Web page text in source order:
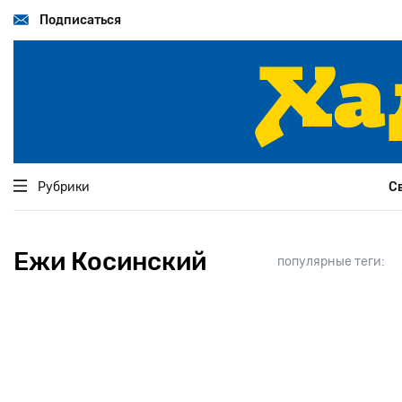
основномуПодписаться
Рубрики
Ежи Косинский популярные теги: